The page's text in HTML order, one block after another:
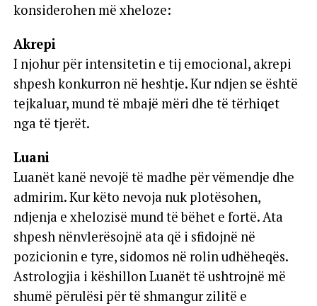
konsiderohen më xheloze:
Akrepi
I njohur për intensitetin e tij emocional, akrepi
shpesh konkurron në heshtje. Kur ndjen se është
tejkaluar, mund të mbajë mëri dhe të tërhiqet
nga të tjerët.
Luani
Luanët kanë nevojë të madhe për vëmendje dhe
admirim. Kur këto nevoja nuk plotësohen,
ndjenja e xhelozisë mund të bëhet e fortë. Ata
shpesh nënvlerësojnë ata që i sfidojnë në
pozicionin e tyre, sidomos në rolin udhëheqës.
Astrologjia i këshillon Luanët të ushtrojnë më
shumë përulësi për të shmangur zilitë e